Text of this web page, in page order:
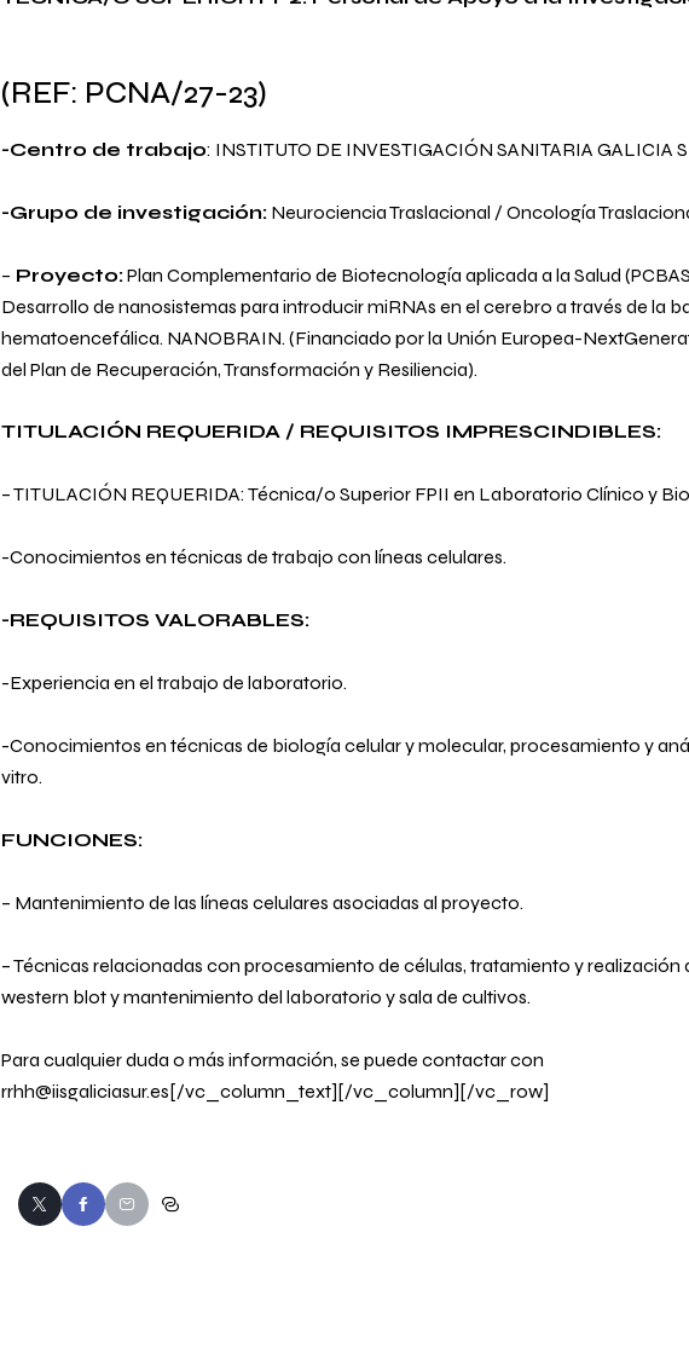
(REF: PCNA/27-23)
-Centro de trabajo: INSTITUTO DE INVESTIGACIÓN SANITARIA GALICIA
-Grupo de investigación:Neurociencia Traslacional / Oncología
– Proyecto:Plan Complementario de Biotecnología aplicada a la Salud
Desarrollo de nanosistemas para introducir miRNAs en el cerebro a través de la
hematoencefálica. NANOBRAIN. (Financiado por la Unión Europea-
del Plan de Recuperación, Transformación y Resiliencia).
TITULACIÓN REQUERIDA / REQUISITOS IMPRESCINDIBLES:
– TITULACIÓN REQUERIDA: Técnica/o Superior FPII en Laboratorio Clínico y
-Conocimientos en técnicas de trabajo con líneas celulares.
-REQUISITOS VALORABLES:
-Experiencia en el trabajo de laboratorio.
-Conocimientos en técnicas de biología celular y molecular, procesamiento y
vitro.
FUNCIONES:
– Mantenimiento de las líneas celulares asociadas al proyecto.
– Técnicas relacionadas con procesamiento de células, tratamiento y realización
western blot y mantenimiento del laboratorio y sala de cultivos.
Para cualquier duda o más información, se puede contactar con
rrhh@iisgaliciasur.es[/vc_column_text][/vc_column][/vc_row]